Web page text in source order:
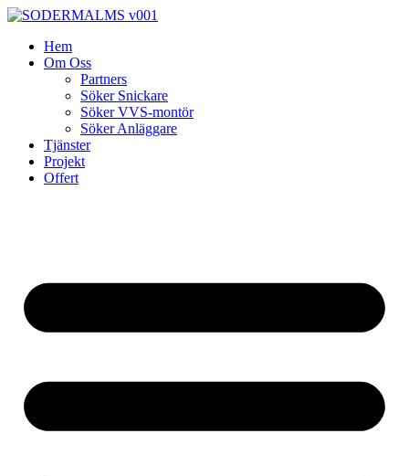
Skip
contentHem
Om Oss
Partners
Söker Snickare
Söker VVS-montör
Söker Anläggare
Tjänster
Projekt
Offert